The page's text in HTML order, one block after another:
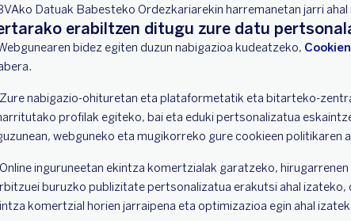
Datuak Babesteko Ordezkariarekin harremanetan jarri ahal
erabiltzen ditugu zure datu
bidez egiten duzun nabigazioa kudeatzeko,
nabigazio-ohituretan eta plataformetatik eta bitarteko-
profilak egiteko, bai eta eduki pertsonalizatua
webguneko eta mugikorreko gure cookieen politikaren
inguruneetan ekintza komertzialak garatzeko,
buruzko publizitate pertsonalizatua erakutsi ahal
komertzial horien jarraipena eta optimizazioa egin ahal